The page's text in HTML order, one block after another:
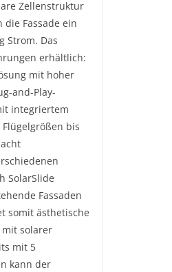
Zellenstruktur
Fassade ein
Strom. Das
erhältlich:
mit hoher
and-Play-
integriertem
bis
SolarSlide
Fassaden
somit ästhetische
solarer
mit 5
kann der